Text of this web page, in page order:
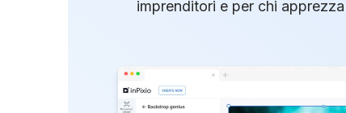
imprenditori e per chi